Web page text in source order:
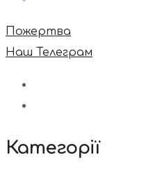
Пожертва
Наш Телеграм
Категорії